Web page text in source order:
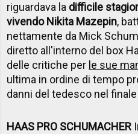
riguardava la difficile
vivendo Nikita Mazepin,
nettamente da Mick
diretto all'interno del box
delle critiche per le sue
ultima in ordine di tempo
danni del tedesco nel
HAAS PRO SCHUMACHER